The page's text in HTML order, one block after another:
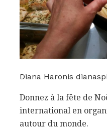
Diana Haronis
Donnez à la fête de
international en
autour du monde.